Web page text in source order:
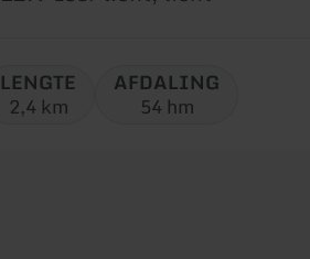
LENGTE
2,4 km
AFDALING
54 hm